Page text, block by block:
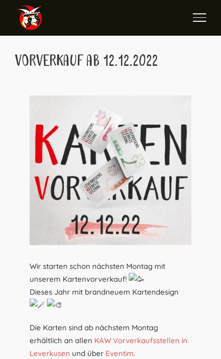
springen
Vorverkauf ab 12.12.2022
Wir starten schon nächsten Montag mit
unserem Kartenvorverkauf!
Dieses Jahr mit brandneuem Kartendesign
Die Karten sind ab nächstem Montag
erhältlich an allen KAW Vorverkaufsstellen in
Leverkusen und über Eventim.